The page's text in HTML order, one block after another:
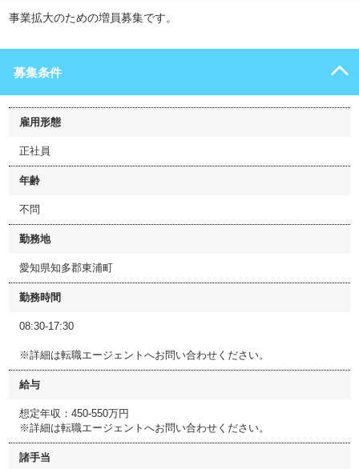
事業拡大のための増員募集です。
募集条件
雇用形態
正社員
年齢
不問
勤務地
愛知県知多郡東浦町
勤務時間
08:30-17:30
※詳細は転職エージェントへお問い合わせください。
給与
想定年収：450-550万円
※詳細は転職エージェントへお問い合わせください。
諸手当